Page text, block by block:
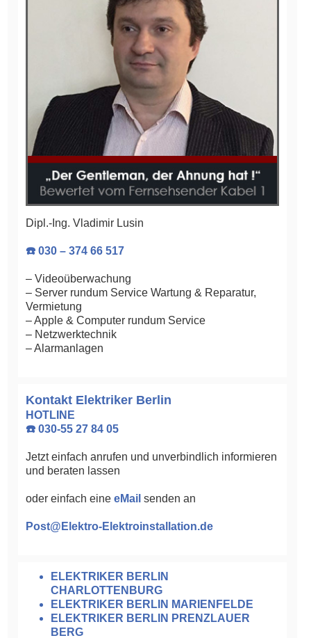
Dipl.-Ing. Vladimir Lusin
☎️ 030 – 374 66 517
– Videoüberwachung
– Server rundum Service Wartung & Reparatur,
Vermietung
– Apple & Computer rundum Service
– Netzwerktechnik
– Alarmanlagen
Kontakt Elektriker Berlin
HOTLINE
☎️ 030-55 27 84 05
Jetzt einfach anrufen und unverbindlich informieren
und beraten lassen
oder einfach eine eMail senden an
Post@Elektro-Elektroinstallation.de
ELEKTRIKER BERLIN
CHARLOTTENBURG
ELEKTRIKER BERLIN MARIENFELDE
ELEKTRIKER BERLIN PRENZLAUER
BERG